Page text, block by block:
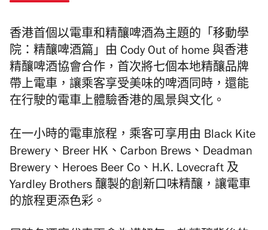
香港首個以電車和精釀啤酒為主題的「移動學
院：精釀啤酒篇」 由 Cody Out of home 與香港
精釀啤酒協會合作，首次將七個本地精釀品牌
帶上 電車， 讓乘客享受美味的啤酒同時， 還能
在行駛的 電車上體驗香港的風景與文化。
在一小時的電車旅程，乘客可享用由 Black Kite
Brewery、Breer HK、Carbon Brews、Deadman
Brewery、Heroes Beer Co、H.K. Lovecraft 及
Yardley Brothers 釀製的創新口味精釀，讓電車
的旅程更添色彩。